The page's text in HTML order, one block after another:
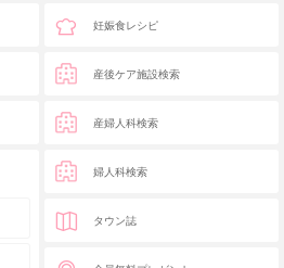
妊娠食レシピ
産後ケア施設検索
産婦人科検索
婦人科検索
タウン誌